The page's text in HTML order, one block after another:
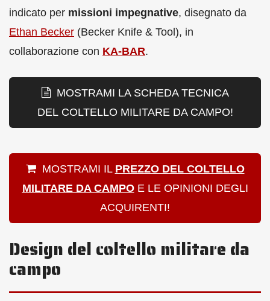
indicato per missioni impegnative, disegnato da
Ethan Becker (Becker Knife & Tool), in
collaborazione con KA-BAR.
MOSTRAMI LA SCHEDA TECNICA
DEL COLTELLO MILITARE DA CAMPO!
MOSTRAMI IL PREZZO DEL COLTELLO
MILITARE DA CAMPOE LE OPINIONI DEGLI
ACQUIRENTI!
Design del coltello militare da
campo